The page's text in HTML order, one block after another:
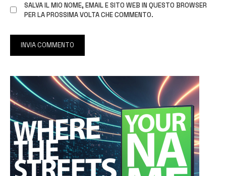
SALVA IL MIO NOME, EMAIL E SITO WEB IN QUESTO BROWSER
PER LA PROSSIMA VOLTA CHE COMMENTO.